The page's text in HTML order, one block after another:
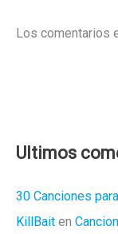
Los comentarios
Ultimos
30 Canciones
KillBait en